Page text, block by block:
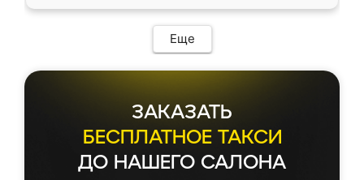
Еще
ЗАКАЗАТЬ
БЕСПЛАТНОЕ ТАКСИ
ДО НАШЕГО САЛОНА